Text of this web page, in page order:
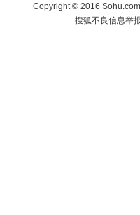
Copyright©2016
搜狐不良信息举